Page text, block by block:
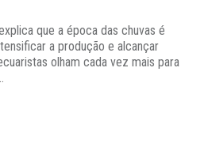
que a época das chuvas é
a produção e alcançar
olham cada vez mais para